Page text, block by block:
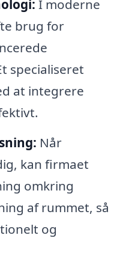
I moderne
brug for
specialiseret
at integrere
Når
kan firmaet
omkring
af rummet, så
og